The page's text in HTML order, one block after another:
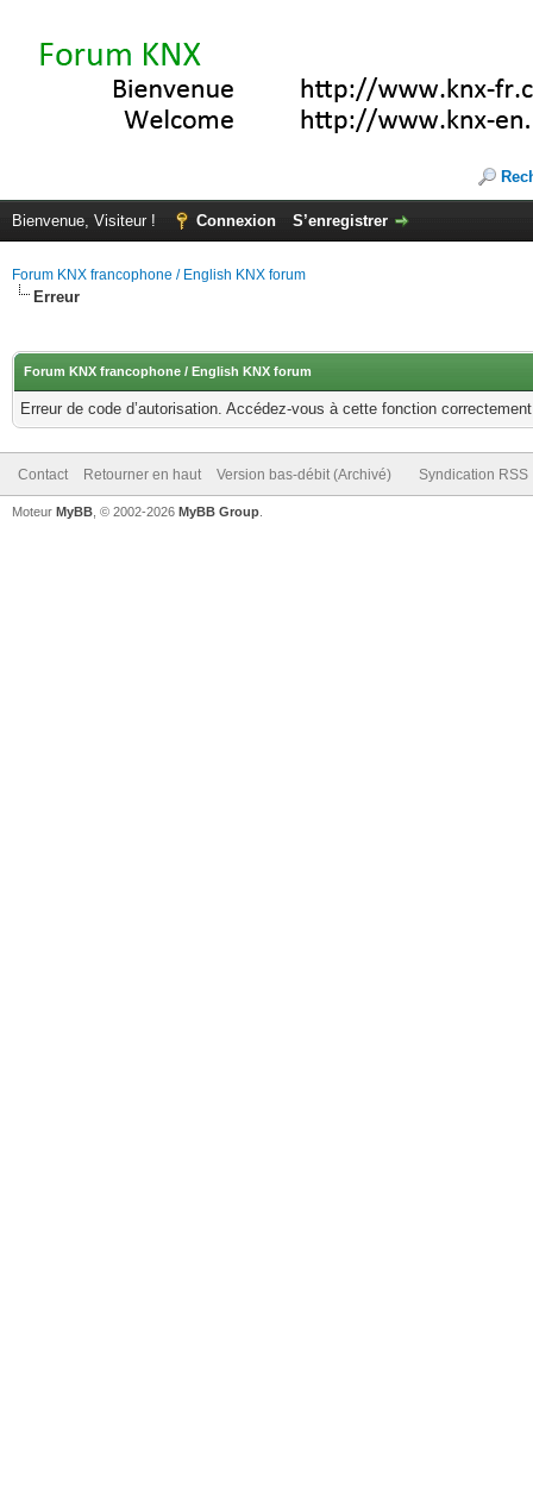
Bienvenue, Visiteur ! Connexion S’enregistrer
Forum KNX francophone / English KNX forum
Erreur
Forum KNX francophone / English KNX forum
Erreur de code d’autorisation. Accédez-vous à cette fonction
Contact Retourner en haut Version bas-débit (Archivé) Syndication RSS
Moteur MyBB , © 2002-2026 MyBB Group